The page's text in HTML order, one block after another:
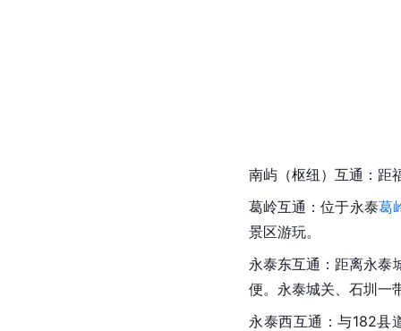
南屿（枢纽）互通：距
葛岭互通：位于永泰葛
景区游玩。
永泰东互通：距离永泰
便。永泰城关、石圳一
永泰西互通：与182县